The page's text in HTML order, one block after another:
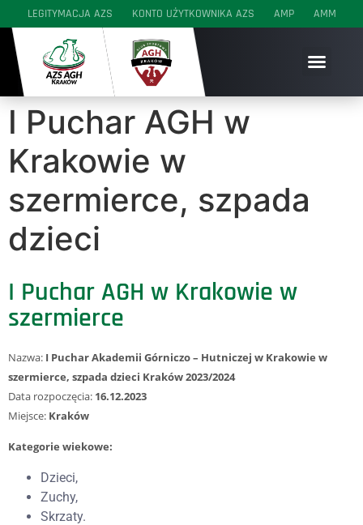
treściLEGITYMACJA AZS KONTO UŻYTKOWNIKA AZS AMP AMM
I Puchar AGH w
Krakowie w
szermierce, szpada
dzieci
I Puchar AGH w Krakowie w
szermierce
Nazwa: I Puchar Akademii Górniczo – Hutniczej w Krakowie w
szermierce, szpada dzieci Kraków 2023/2024
Data rozpoczęcia: 16.12.2023
Miejsce: Kraków
Kategorie wiekowe:
Dzieci,
Zuchy,
Skrzaty.